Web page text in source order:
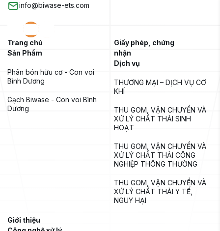
info@biwase-ets.com
Trang chủ
Sản Phẩm
Phân bón hữu cơ - Con voi
Bình Dương
Gạch Biwase - Con voi Bình
Dương
Giới thiệu
Giấy phép, chứng
nhận
Dịch vụ
THƯƠNG MẠI – DỊCH VỤ CƠ
KHÍ
THU GOM, VẬN CHUYỂN VÀ
XỬ LÝ CHẤT THẢI SINH
HOẠT
THU GOM, VẬN CHUYỂN VÀ
XỬ LÝ CHẤT THẢI CÔNG
NGHIỆP THÔNG THƯỜNG
THU GOM, VẬN CHUYỂN VÀ
XỬ LÝ CHẤT THẢI Y TẾ,
NGUY HẠI